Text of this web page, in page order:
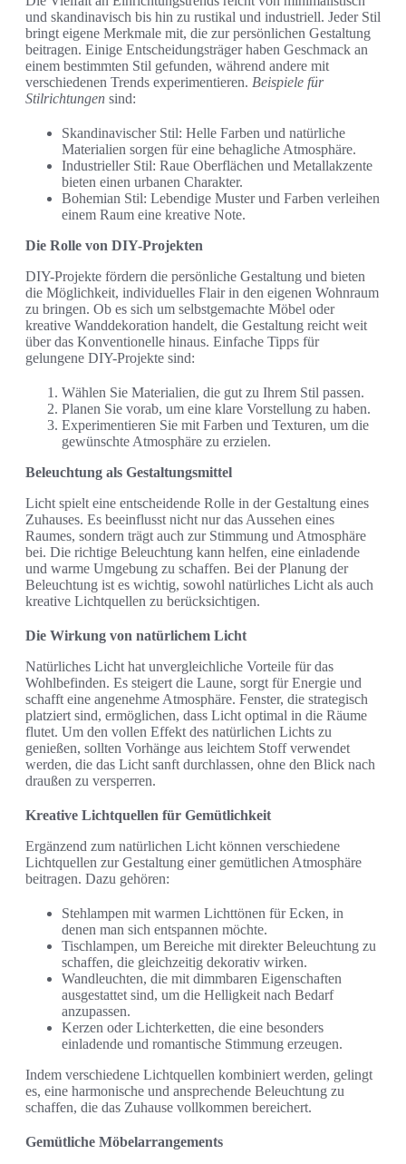
und skandinavisch bis hin zu rustikal und industriell. Jeder Stil
bringt eigene Merkmale mit, die zur persönlichen Gestaltung
beitragen. Einige Entscheidungsträger haben Geschmack an
einem bestimmten Stil gefunden, während andere mit
verschiedenen Trends experimentieren. Beispiele für
Stilrichtungen sind:
Skandinavischer Stil: Helle Farben und natürliche
Materialien sorgen für eine behagliche Atmosphäre.
Industrieller Stil: Raue Oberflächen und Metallakzente
bieten einen urbanen Charakter.
Bohemian Stil: Lebendige Muster und Farben verleihen
einem Raum eine kreative Note.
Die Rolle von DIY-Projekten
DIY-Projekte fördern die persönliche Gestaltung und bieten
die Möglichkeit, individuelles Flair in den eigenen Wohnraum
zu bringen. Ob es sich um selbstgemachte Möbel oder
kreative Wanddekoration handelt, die Gestaltung reicht weit
über das Konventionelle hinaus. Einfache Tipps für
gelungene DIY-Projekte sind:
Wählen Sie Materialien, die gut zu Ihrem Stil passen.
Planen Sie vorab, um eine klare Vorstellung zu haben.
Experimentieren Sie mit Farben und Texturen, um die
gewünschte Atmosphäre zu erzielen.
Beleuchtung als Gestaltungsmittel
Licht spielt eine entscheidende Rolle in der Gestaltung eines
Zuhauses. Es beeinflusst nicht nur das Aussehen eines
Raumes, sondern trägt auch zur Stimmung und Atmosphäre
bei. Die richtige Beleuchtung kann helfen, eine einladende
und warme Umgebung zu schaffen. Bei der Planung der
Beleuchtung ist es wichtig, sowohl natürliches Licht als auch
kreative Lichtquellen zu berücksichtigen.
Die Wirkung von natürlichem Licht
Natürliches Licht hat unvergleichliche Vorteile für das
Wohlbefinden. Es steigert die Laune, sorgt für Energie und
schafft eine angenehme Atmosphäre. Fenster, die strategisch
platziert sind, ermöglichen, dass Licht optimal in die Räume
flutet. Um den vollen Effekt des natürlichen Lichts zu
genießen, sollten Vorhänge aus leichtem Stoff verwendet
werden, die das Licht sanft durchlassen, ohne den Blick nach
draußen zu versperren.
Kreative Lichtquellen für Gemütlichkeit
Ergänzend zum natürlichen Licht können verschiedene
Lichtquellen zur Gestaltung einer gemütlichen Atmosphäre
beitragen. Dazu gehören:
Stehlampen mit warmen Lichttönen für Ecken, in
denen man sich entspannen möchte.
Tischlampen, um Bereiche mit direkter Beleuchtung zu
schaffen, die gleichzeitig dekorativ wirken.
Wandleuchten, die mit dimmbaren Eigenschaften
ausgestattet sind, um die Helligkeit nach Bedarf
anzupassen.
Kerzen oder Lichterketten, die eine besonders
einladende und romantische Stimmung erzeugen.
Indem verschiedene Lichtquellen kombiniert werden, gelingt
es, eine harmonische und ansprechende Beleuchtung zu
schaffen, die das Zuhause vollkommen bereichert.
Gemütliche Möbelarrangements